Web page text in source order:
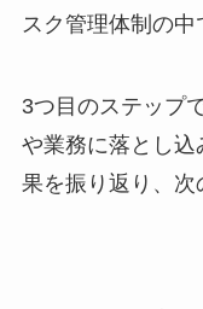
スク管理体制の中
3つ目のステップ
や業務に落とし
果を振り返り、次